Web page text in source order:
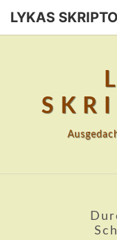
Skip
LYKAS